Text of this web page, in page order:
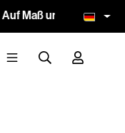
Auf Maß und Logodruck